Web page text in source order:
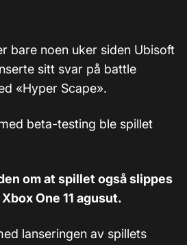
bare noen uker siden Ubisoft
sitt svar på battle
«Hyper Scape».
beta-testing ble spillet
om at spillet også slippes
One 11 agusut.
lanseringen av spillets